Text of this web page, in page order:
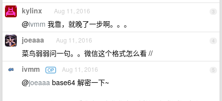
3
kylinx Aug 11, 2016
@ivmm 我靠，就晚了一步啊。。。
4
joeaaa Aug 11, 2016
菜鸟弱弱问一句。。微信这个格式怎么看 //
5
ivmm OP Aug 11, 2016
@joeaaa base64 解密一下~